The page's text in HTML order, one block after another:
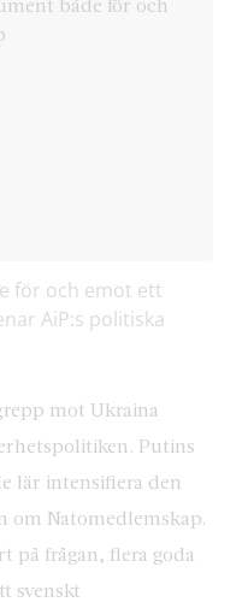
för och emot ett
AiP:s politiska
mot Ukraina
Putins
lär intensifiera den
om Natomedlemskap.
på frågan, flera goda
svenskt